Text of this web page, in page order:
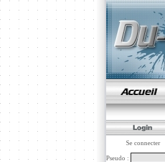
Se connecter
Pseudo :